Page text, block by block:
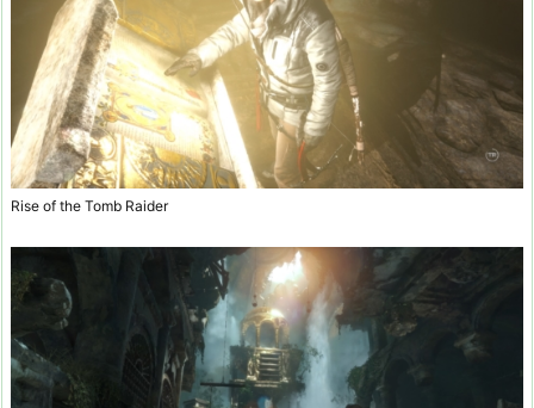
Rise of the Tomb Raider